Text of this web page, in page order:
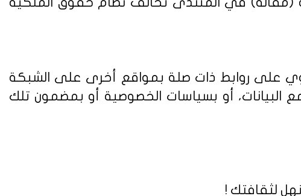
على روابط ذات صلة بمواقع أخرى على الشبكة
البيانات، أو بسياسات الخصوصية أو بمضمون تلك